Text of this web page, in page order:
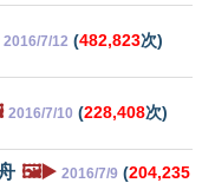
2016/7/12 (482,823次)
2016/7/10 (228,408次)
🖼️▶️ 2016/7/9 (204,235